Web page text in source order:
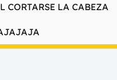
CORTARSE LA CABEZA